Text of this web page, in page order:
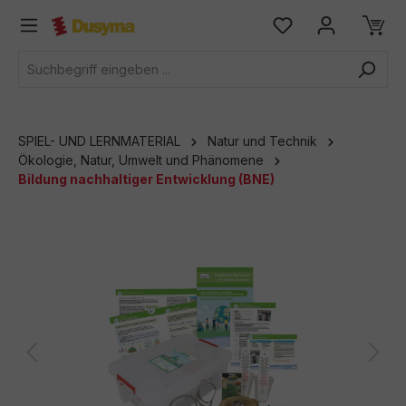
springen
SPIEL- UND LERNMATERIAL
Natur und Technik
Ökologie, Natur, Umwelt und Phänomene
Bildung nachhaltiger Entwicklung (BNE)